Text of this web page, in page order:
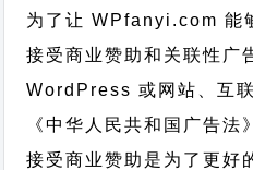
为了让 WPfanyi.com 能
接受商业赞助和关联性广
WordPress 或网站、互
《中华人民共和国广告法
接受商业赞助是为了更好